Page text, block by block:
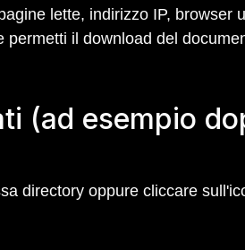
lette, indirizzo IP, browser
il download del
(ad esempio
directory oppure cliccare